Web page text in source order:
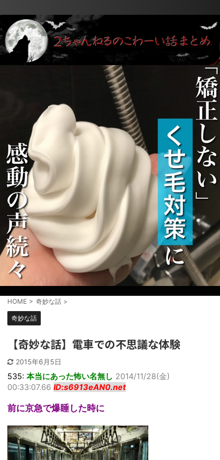
HOME > 奇妙な話 >
奇妙な話
【奇妙な話】電車での不思議な体験
2015年6月5日
535: 本当にあった怖い名無し 2014/11/28(金)
00:33:07.66 ID:s6913eAN0.net
前に京急で爆睡した時に